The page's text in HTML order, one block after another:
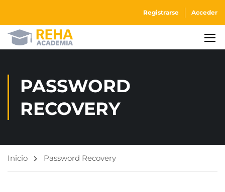
Registrarse Acceder
PASSWORD
RECOVERY
Inicio Password Recovery